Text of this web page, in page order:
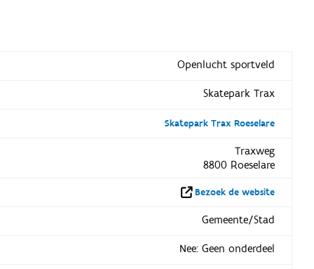
Openlucht sportveld
Skatepark Trax
Skatepark Trax Roeselare
Traxweg
8800 Roeselare
Bezoek de website
Gemeente/Stad
Nee: Geen onderdeel